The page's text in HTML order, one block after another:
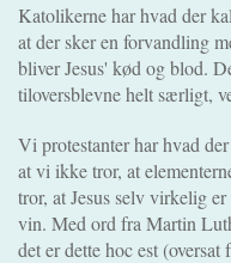
Katolikerne har hvad der
at der sker en forvandling
bliver Jesus' kød og blod.
tiloversblevne helt særligt,
Vi protestanter har hvad
at vi ikke tror, at
tror, at Jesus selv virkelig
vin. Med ord fra Martin
det er dette hoc est